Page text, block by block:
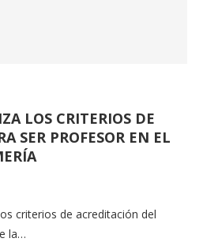
LOS CRITERIOS DE
SER PROFESOR EN EL
criterios de acreditación del
la…